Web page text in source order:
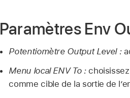
Paramètres Env
Potentiomètre Output Level :
Menu local ENV To :choisissez
comme cible de la sortie de